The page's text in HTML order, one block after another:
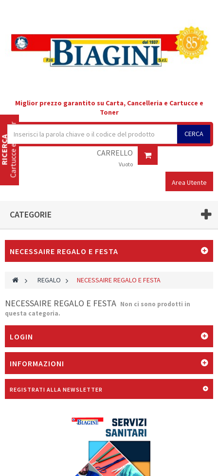
Miglior prezzo garantito su Carta, Cancelleria e Cartucce e
Toner
CERCA
CARRELLO
Vuoto
Area Utente
CATEGORIE
NECESSAIRE REGALO E FESTA
> REGALO > NECESSAIRE REGALO E FESTA
NECESSAIRE REGALO E FESTA Non ci sono prodotti in
questa categoria.
LOGIN
INFORMAZIONI
REGISTRATI ALLA NEWSLETTER
Cartucce e Toner